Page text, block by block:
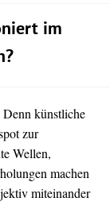
im
Denn künstliche
zur
Wellen,
machen
miteinander